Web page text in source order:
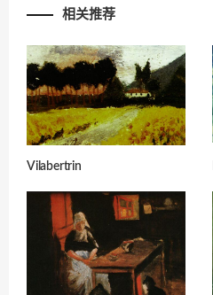
相关推荐
Vilabertrin